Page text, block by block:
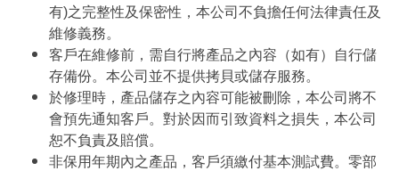
有)之完整性及保密性，本公司不負擔任何法律責任及
維修義務。
客戶在維修前，需自行將產品之內容（如有）自行儲
存備份。本公司並不提供拷貝或儲存服務。
於修理時，產品儲存之內容可能被刪除，本公司將不
會預先通知客戶。對於因而引致資料之損失，本公司
恕不負責及賠償。
非保用年期內之產品，客戶須繳付基本測試費。零部